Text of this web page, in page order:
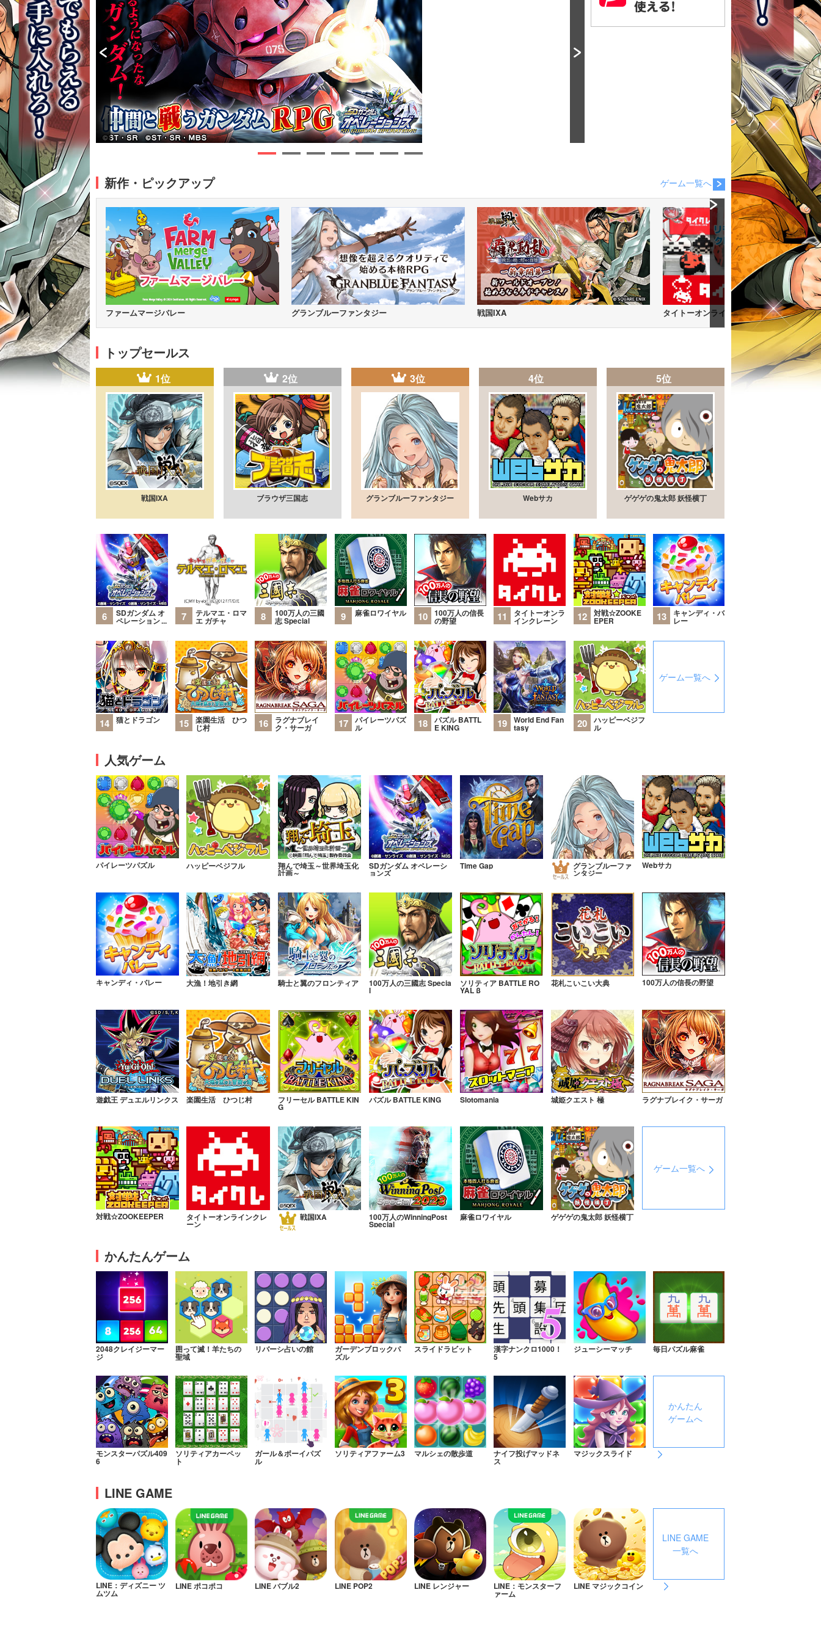
ゲーム一覧へ
新作・ピックアップ
ファームマージバレー グランブルーファンタジー 戦国IXA タイトーオンラインクレーン
トップセールス
1位
戦国IXA
2位
ブラウザ三国志
3位
グランブルーファンタジー
4位
Webサカ
5位
ゲゲゲの鬼太郎 妖怪横丁
6 SDガンダム オ
ペレーションズ 7 テルマエ・ロマ
エ ガチャ 8 100万人の三國
志 Special 9 麻雀ロワイヤル 10 100万人の信長
の野望 11 タイトーオンラ
インクレーン 12 対戦☆ZOOKE
EPER 13 キャンディ・バ
レー
14 猫とドラゴン 15 楽園生活 ひつ
じ村 16 ラグナブレイ
ク・サーガ 17 パイレーツパズ
ル 18 パズル BATTL
E KING 19 World End Fan
tasy 20 ハッピーベジフ
ル
ゲーム一覧へ
人気ゲーム
パイレーツパズル ハッピーベジフル 翔んで埼玉～世界埼玉化
計画～
SDガンダム オペレーシ
ョンズ
Time Gap グランブルーファ
ンタジー
Webサカ
キャンディ・バレー 大漁！地引き網 騎士と翼のフロンティア 100万人の三國志 Specia
l
ソリティア BATTLE RO
YAL β
花札こいこい大典 100万人の信長の野望
遊戯王 デュエルリンクス 楽園生活 ひつじ村 フリーセル BATTLE KIN
G
パズル BATTLE KING Slotomania 城姫クエスト 極 ラグナブレイク・サーガ
対戦☆ZOOKEEPER タイトーオンラインクレ
ーン
戦国IXA 100万人のWinningPost
Special
麻雀ロワイヤル ゲゲゲの鬼太郎 妖怪横丁
ゲーム一覧へ
かんたんゲーム
2048クレイジーマー
ジ
囲って滅！羊たちの
聖域
リバーシ占いの館 ガーデンブロックパ
ズル
スライドラビット 漢字ナンクロ1000！
5
ジューシーマッチ 毎日パズル麻雀
モンスターパズル409
6
ソリティアカーペッ
ト
ガール＆ボーイパズ
ル
ソリティアファーム3 マルシェの散歩道 ナイフ投げマッドネ
ス
マジックスライド
かんたん
ゲームへ
LINE GAME
LINE：ディズニー ツ
ムツム
LINE ポコポコ LINE バブル2 LINE POP2 LINE レンジャー LINE：モンスターフ
ァーム
LINE マジックコイン
LINE GAME
一覧へ